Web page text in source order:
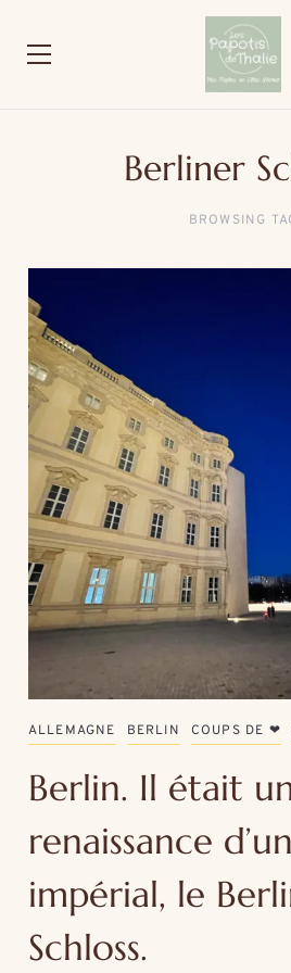
Berliner
BROWSING
ALLEMAGNE BERLIN COUPS DE ❤
Berlin. Il était
renaissance
impérial, le
Schloss.